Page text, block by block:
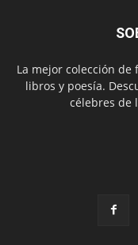
La mejor colección de
libros y poesía.
célebres de